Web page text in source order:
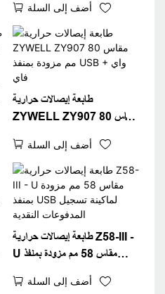
WiFi / بلوتوث (اختياري) - أسود
أضف إلى السلة
طابعة إيصالات حرارية
ZYWELL ZY907 مقاس 80
أضف إلى السلة
طابعة إيصالات حرارية Z58-III -
U مقاس 58 مم مزودة بمنفذ
النقديةأضف إلى السلة